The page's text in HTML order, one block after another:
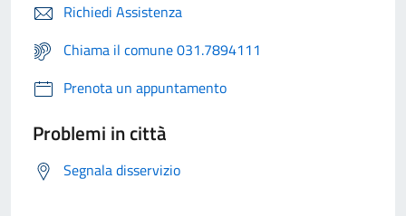
Richiedi Assistenza
Chiama il comune 031.7894111
Prenota un appuntamento
Problemi in città
Segnala disservizio